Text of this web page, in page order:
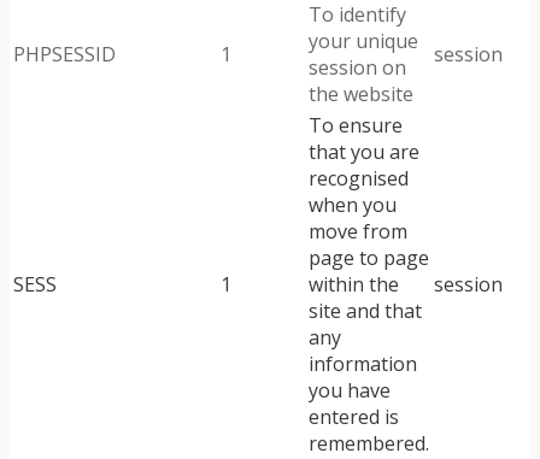
PHPSESSID 1
To identify
your unique
session on
the website
session
SESS 1
To ensure
that you are
recognised
when you
move from
page to page
within the
site and that
any
information
you have
entered is
remembered.
session